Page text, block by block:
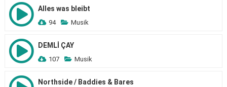
Alles was bleibt
94 Musik
DEMLİ ÇAY
107 Musik
Northside / Baddies & Bares